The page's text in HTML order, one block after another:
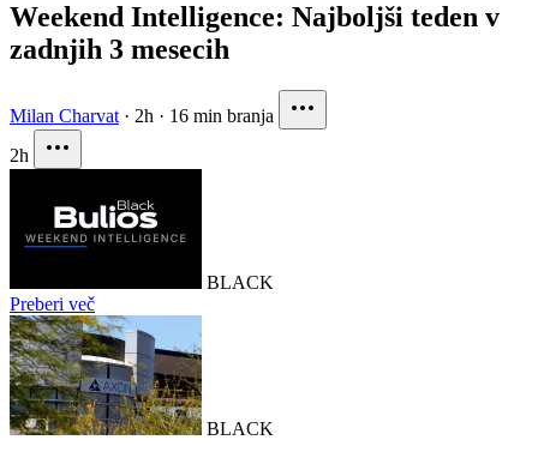
Weekend Intelligence: Najboljši teden v
zadnjih 3 mesecih
Milan Charvat · 2h · 16 min branja
2h
BLACK
Preberi več
BLACK